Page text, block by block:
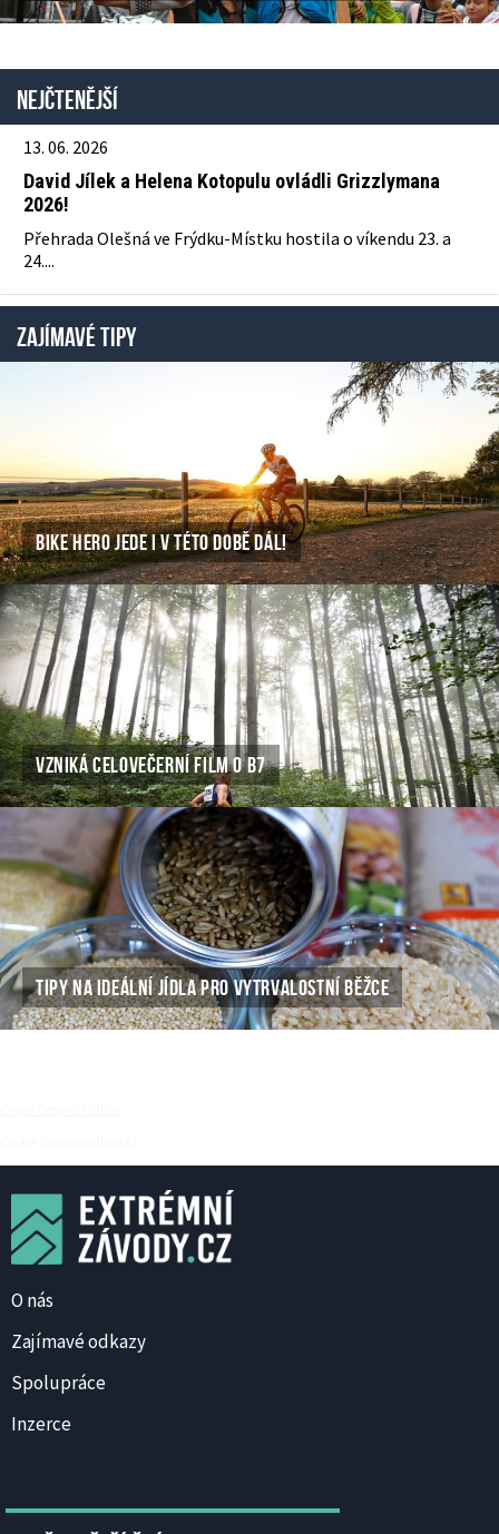
Nejčtenější
13. 06. 2026
David Jílek a Helena Kotopulu ovládli Grizzlymana
2026!
Přehrada Olešná ve Frýdku-Místku hostila o víkendu 23. a
24....
ZAJÍMAVÉ TIPY
BIKE HERO JEDE I V TÉTO DOBĚ DÁL!
VZNIKÁ CELOVEČERNÍ FILM O B7
TIPY NA IDEÁLNÍ JÍDLA PRO VYTRVALOSTNÍ BĚŽCE
O nás
Zajímavé odkazy
Spolupráce
Inzerce